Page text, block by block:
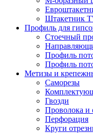
Штакетник
Профиль для
Стоечный
Профиль
Профиль
Метизы и
Саморезы
Гвозди
Проволока и
Перфорация
Круги